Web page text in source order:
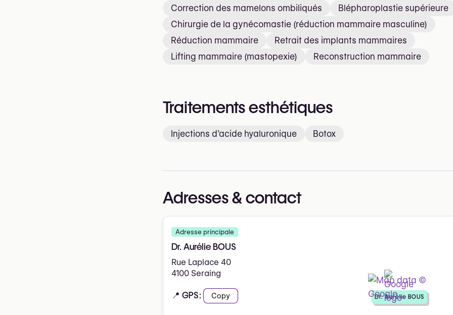
Correction des mamelons ombiliqués
Blépharoplastie supérieure
Chirurgie de la gynécomastie (réduction mammaire masculine)
Réduction mammaire
Retrait des implants mammaires
Lifting mammaire (mastopexie)
Reconstruction mammaire
Traitements esthétiques
Injections d’acide hyaluronique Botox
Adresses & contact
Adresse principale
Dr. Aurélie BOUS
Rue Laplace 40
4100 Seraing
📍 GPS: Copy Dr. Aurélie BOUS